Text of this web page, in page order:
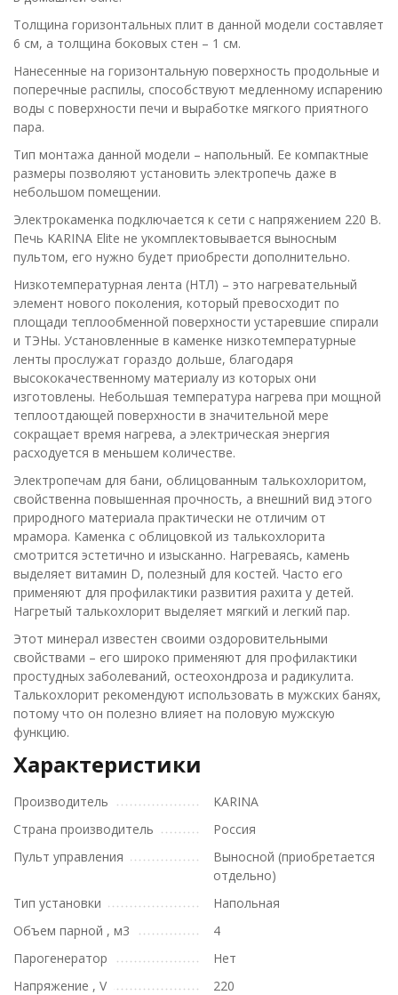
Толщина горизонтальных плит в данной модели составляет
6 см, а толщина боковых стен – 1 см.
Нанесенные на горизонтальную поверхность продольные и
поперечные распилы, способствуют медленному испарению
воды с поверхности печи и выработке мягкого приятного
пара.
Тип монтажа данной модели – напольный. Ее компактные
размеры позволяют установить электропечь даже в
небольшом помещении.
Электрокаменка подключается к сети с напряжением 220 В.
Печь KARINA Elite не укомплектовывается выносным
пультом, его нужно будет приобрести дополнительно.
Низкотемпературная лента (НТЛ) – это нагревательный
элемент нового поколения, который превосходит по
площади теплообменной поверхности устаревшие спирали
и ТЭНы. Установленные в каменке низкотемпературные
ленты прослужат гораздо дольше, благодаря
высококачественному материалу из которых они
изготовлены. Небольшая температура нагрева при мощной
теплоотдающей поверхности в значительной мере
сокращает время нагрева, а электрическая энергия
расходуется в меньшем количестве.
Электропечам для бани, облицованным талькохлоритом,
свойственна повышенная прочность, а внешний вид этого
природного материала практически не отличим от
мрамора. Каменка с облицовкой из талькохлорита
смотрится эстетично и изысканно. Нагреваясь, камень
выделяет витамин D, полезный для костей. Часто его
применяют для профилактики развития рахита у детей.
Нагретый талькохлорит выделяет мягкий и легкий пар.
Этот минерал известен своими оздоровительными
свойствами – его широко применяют для профилактики
простудных заболеваний, остеохондроза и радикулита.
Талькохлорит рекомендуют использовать в мужских банях,
потому что он полезно влияет на половую мужскую
функцию.
Характеристики
Производитель
KARINA
Страна производитель
Россия
Пульт управления
Выносной (приобретается
отдельно)
Тип установки
Напольная
Объем парной , м3
4
Парогенератор
Нет
Напряжение , V
220